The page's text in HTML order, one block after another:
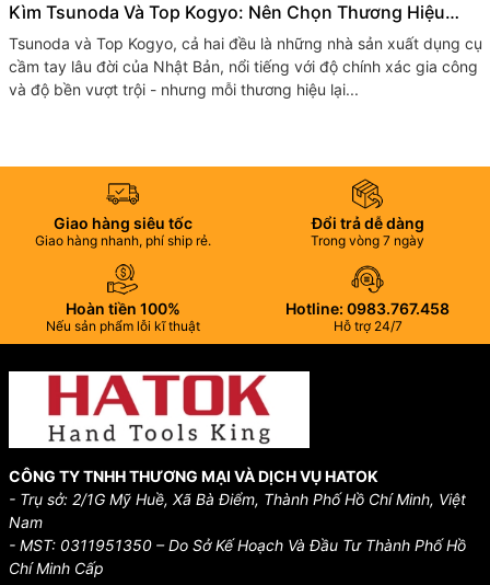
Kìm Tsunoda Và Top Kogyo: Nên Chọn Thương Hiệu
Nhật Bản Nào Cho Bộ Đồ Nghề Của Bạn?
Tsunoda và Top​ Kogyo, cả hai đều là những nhà sản xuất dụng cụ
cầm tay lâu đời của Nhật Bản, nổi tiếng với độ chính xác gia công
và độ bền vượt trội - nhưng mỗi thương hiệu lại...
Giao hàng siêu tốc
Giao hàng nhanh, phí ship rẻ.
Đổi trả dễ dàng
Trong vòng 7 ngày
Hoàn tiền 100%
Nếu sản phẩm lỗi kĩ thuật
Hotline: 0983.767.458
Hỗ trợ 24/7
CÔNG TY TNHH THƯƠNG MẠI VÀ DỊCH VỤ HATOK
- Trụ sở: 2/1G Mỹ Huề, Xã Bà Điểm, Thành Phố Hồ Chí Minh, Việt
Nam
- MST: 0311951350 – Do Sở Kế Hoạch Và Đầu Tư Thành Phố Hồ
Chí Minh Cấp